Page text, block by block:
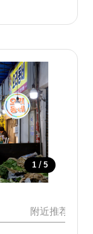
1 / 5
附近推荐景点